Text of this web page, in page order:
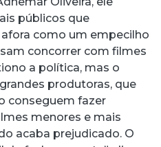
públicos que
como um empecilho
concorrer com filmes
a política, mas o
produtoras, que
conseguem fazer
menores e mais
acaba prejudicado. O